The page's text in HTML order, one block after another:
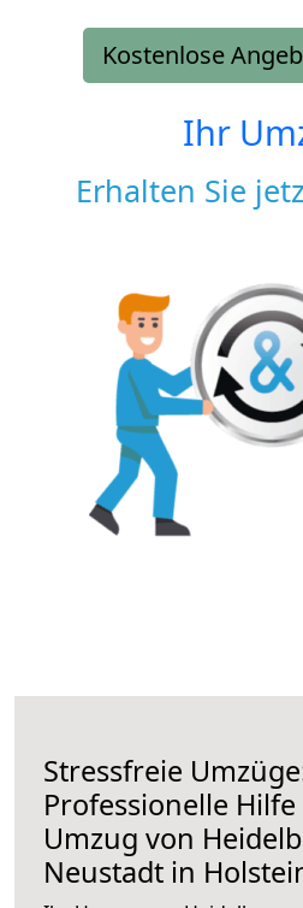
Kostenlose
Ihr
Erhalten Sie
Stressfreie
Professionelle
Umzug von
Neustadt in